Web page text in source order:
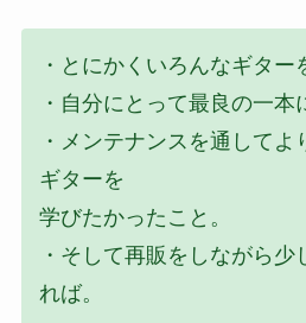
・とにかくいろんなギター
・自分にとって最良の一本
・メンテナンスを通して
ギターを
学びたかったこと。
・そして再販をしながら
れば。